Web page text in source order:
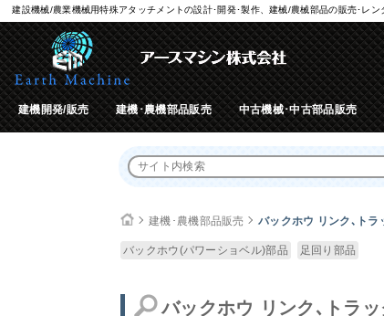
建設機械/農業機械用特殊アタッチメントの設計･開発･製作、建械/農械部品の販売･レ
建機開発/販売 建機･農機部品販売 中古機械･中古部品販売
建機･農機部品販売 バックホウ リンク､トラ
バックホウ(パワーショベル)部品 足回り部品
バックホウ リンク､トラ